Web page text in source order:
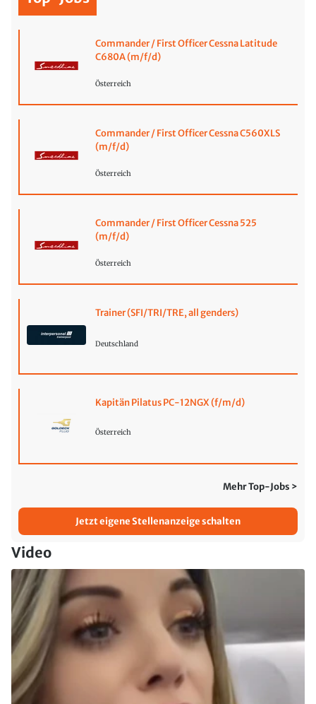
Commander / First Officer Cessna Latitude
C680A (m/f/d)
Österreich
Commander / First Officer Cessna C560XLS
(m/f/d)
Österreich
Commander / First Officer Cessna 525
(m/f/d)
Österreich
Trainer (SFI/TRI/TRE, all genders)
Deutschland
Kapitän Pilatus PC-12NGX (f/m/d)
Österreich
Mehr Top-Jobs >
Jetzt eigene Stellenanzeige schalten
Video